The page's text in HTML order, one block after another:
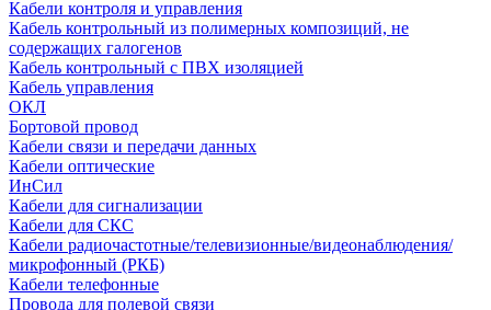
Кабели контроля и управления
Кабель контрольный из полимерных композиций, не
содержащих галогенов
Кабель контрольный с ПВХ изоляцией
Кабель управления
ОКЛ
Бортовой провод
Кабели связи и передачи данных
Кабели оптические
ИнСил
Кабели для сигнализации
Кабели для СКС
Кабели радиочастотные/телевизионные/видеонаблюдения/
микрофонный (РКБ)
Кабели телефонные
Провода для полевой связи